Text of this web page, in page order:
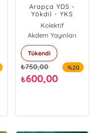
Arapça YDS -
Yökdil - YKS
Sınavları Hazırlık
Seti 2; Kelime
Gramer ve Boşluk
Doldurma Soruları
Kolektif
Akdem Yayınları
Tükendi
₺750,00
₺600,00
%20